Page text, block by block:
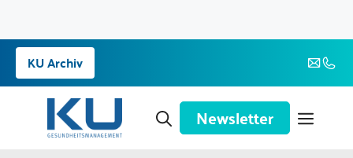
Zum
Inhalt
springen
KU Archiv
Newsletter